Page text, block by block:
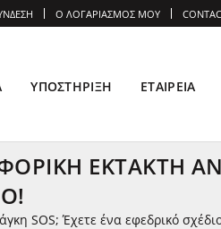
ΈΚΤΑΚΤΗ
SOS; Έχετε ένα εφεδρικό
ΥΠΟΣΤΉΡΙΞΗ ΕΤΑΙΡΕΊΑ
Ο ΛΟΓΑΡΙΑΣΜΌΣ ΜΟΥ